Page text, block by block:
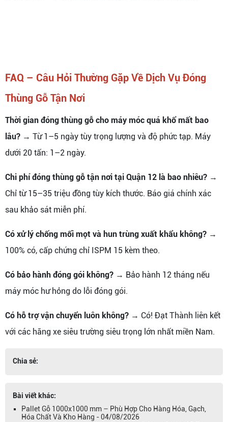
FAQ – Câu Hỏi Thường Gặp Về Dịch Vụ Đóng
Thùng Gỗ Tận Nơi
Thời gian đóng thùng gỗ cho máy móc quá khổ mất bao
lâu? → Từ 1–5 ngày tùy trọng lượng và độ phức tạp. Máy
dưới 20 tấn: 1–2 ngày.
Chi phí đóng thùng gỗ tận nơi tại Quận 12 là bao nhiêu? →
Chỉ từ 15–35 triệu đồng tùy kích thước. Báo giá chính xác
sau khảo sát miễn phí.
Có xử lý chống mối mọt và hun trùng xuất khẩu không? →
100% có, cấp chứng chỉ ISPM 15 kèm theo.
Có bảo hành đóng gói không? → Bảo hành 12 tháng nếu
máy móc hư hỏng do lỗi đóng gói.
Có hỗ trợ vận chuyển luôn không? → Có! Đạt Thành liên kết
với các hãng xe siêu trường siêu trọng lớn nhất miền Nam.
Chia sẻ:
Bài viết khác:
Pallet Gỗ 1000x1000 mm – Phù Hợp Cho Hàng Hóa, Gạch,
Hóa Chất Và Kho Hàng - 04/08/2026